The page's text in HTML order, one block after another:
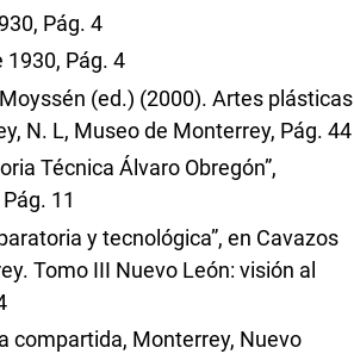
Pág. 4
1930, Pág. 4
(ed.) (2000). Artes plásticas
N. L, Museo de Monterrey, Pág. 44
Técnica Álvaro Obregón”,
11
y tecnológica”, en Cavazos
Tomo III Nuevo León: visión al
compartida, Monterrey, Nuevo